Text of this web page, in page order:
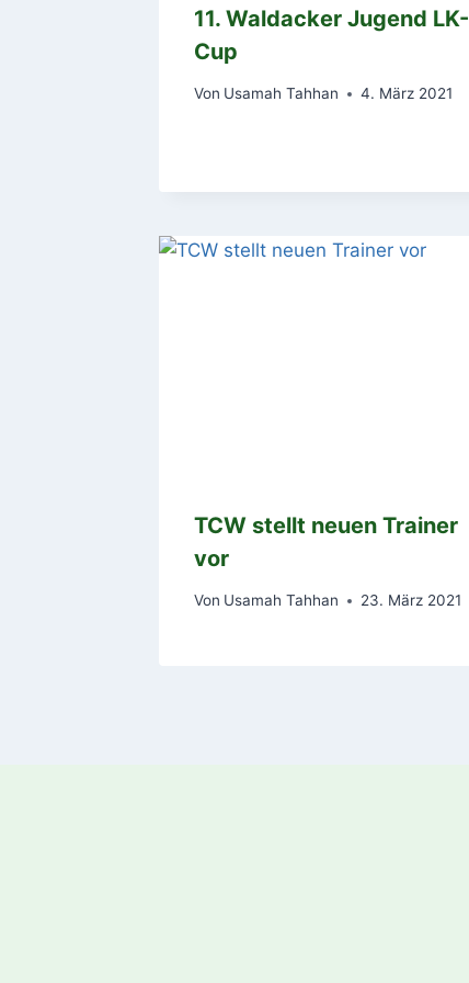
11. Waldacker Jugend LK-
Cup
Von Usamah Tahhan 4. März 2021
TCW stellt neuen Trainer
vor
Von Usamah Tahhan 23. März 2021